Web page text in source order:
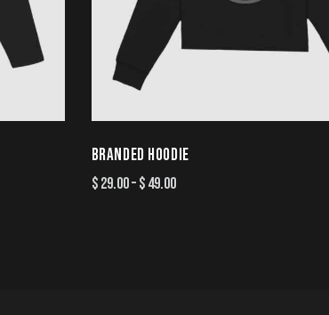
BRANDED HOODIE
$29.00– $49.00